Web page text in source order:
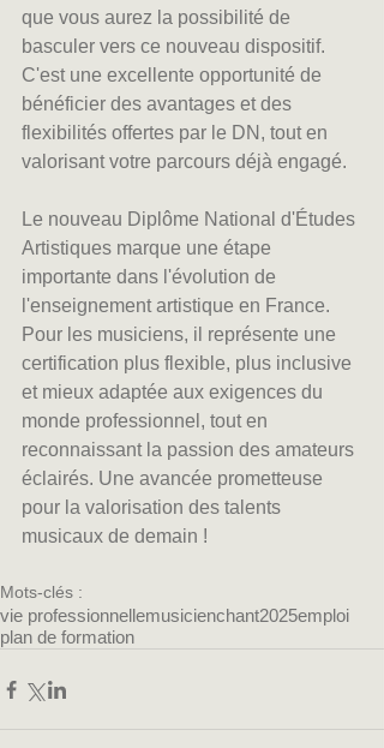
que vous aurez la possibilité de
basculer vers ce nouveau dispositif.
C'est une excellente opportunité de
bénéficier des avantages et des
flexibilités offertes par le DN, tout en
valorisant votre parcours déjà engagé.
Le nouveau Diplôme National d'Études
Artistiques marque une étape
importante dans l'évolution de
l'enseignement artistique en France.
Pour les musiciens, il représente une
certification plus flexible, plus inclusive
et mieux adaptée aux exigences du
monde professionnel, tout en
reconnaissant la passion des amateurs
éclairés. Une avancée prometteuse
pour la valorisation des talents
musicaux de demain !
Mots-clés :
vie professionnellemusicienchant2025emploi
plan de formation